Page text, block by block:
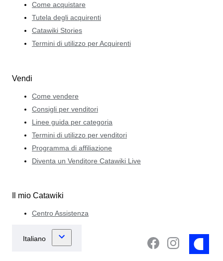
Come acquistare
Tutela degli acquirenti
Catawiki Stories
Termini di utilizzo per Acquirenti
Vendi
Come vendere
Consigli per venditori
Linee guida per categoria
Termini di utilizzo per venditori
Programma di affiliazione
Diventa un Venditore Catawiki Live
Il mio Catawiki
Centro Assistenza